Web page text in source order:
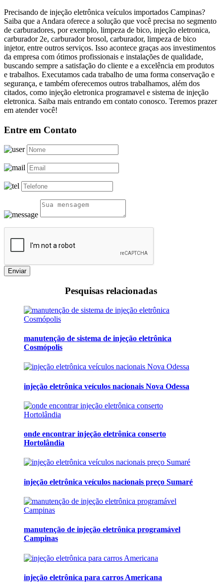
Precisando de injeção eletrônica veículos importados Campinas?
Saiba que a Andara oferece a solução que você precisa no segmento
de carburadores, por exemplo, limpeza de bico, injeção eletronica,
carburador 2e, carburador brosol, carburador, limpeza de bico
injetor, entre outros serviços. Isso acontece graças aos investimentos
da empresa com ótimos profissionais e instalações de qualidade,
buscando sempre a satisfação do cliente e a excelência em produtos
e trabalhos. Executamos cada trabalho de uma forma conservação e
segurança, e também oferecemos outros trabalhamos, além dos
citados, como injeção eletronica programavel e sistema de injeção
eletronica. Saiba mais entrando em contato conosco. Teremos prazer
em atender você!
Entre em Contato
Enviar
Pesquisas relacionadas
manutenção de sistema de injeção eletrônica
Cosmópolis
injeção eletrônica veículos nacionais Nova Odessa
onde encontrar injeção eletrônica conserto
Hortolândia
injeção eletrônica veículos nacionais preço Sumaré
manutenção de injeção eletrônica programável
Campinas
injeção eletrônica para carros Americana